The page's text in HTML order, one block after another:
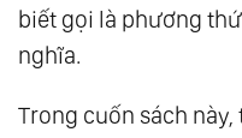
biết gọi là phương
nghĩa.
Trong cuốn sách